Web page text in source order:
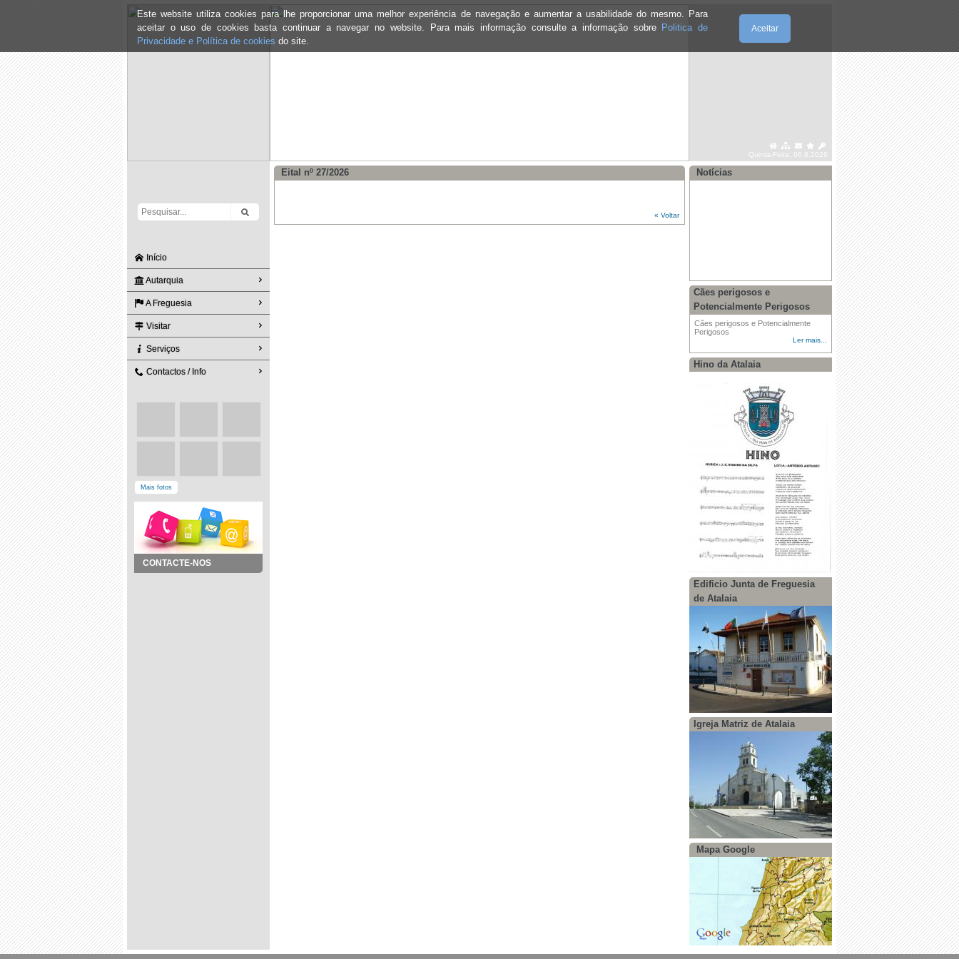
Este website utiliza cookies para lhe proporcionar uma melhor experiência de navegação e aumentar a usabilidade do mesmo. Para
aceitar o uso de cookies basta continuar a navegar no website. Para mais informação consulte a informação sobre Politica de
Privacidade e Política de cookies do site.
Aceitar
Quinta-Feira, 06.8.2026
Início
Autarquia
A Freguesia
Visitar
Serviços
Contactos / Info
Mais fotos
CONTACTE-NOS
Eital nº 27/2026
« Voltar
Notícias
·Alerta vermelho - saúde pública
Prevenção dos efeitos do calor
Cães perigosos e
Potencialmente Perigosos
Cães perigosos e Potencialmente
Perigosos
Ler mais...
Hino da Atalaia
Edificio Junta de Freguesia
de Atalaia
Igreja Matriz de Atalaia
Mapa Google